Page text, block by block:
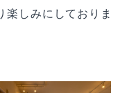
楽しみにしておりま